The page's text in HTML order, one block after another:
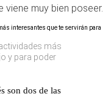
viene muy bien poseer.
más
y para poder
son dos de las